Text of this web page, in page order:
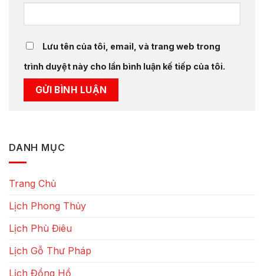
Lưu tên của tôi, email, và trang web trong
trình duyệt này cho lần bình luận kế tiếp của tôi.
DANH MỤC
Trang Chủ
Lịch Phong Thủy
Lịch Phù Điêu
Lịch Gỗ Thư Pháp
Lịch Đồng Hồ